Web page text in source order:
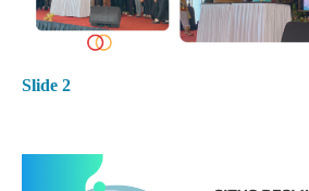
Slide 2